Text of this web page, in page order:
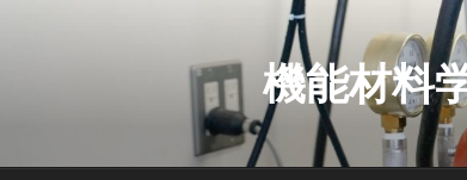
機能材料